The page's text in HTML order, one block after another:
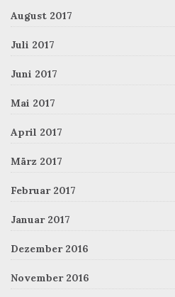
August 2017
Juli 2017
Juni 2017
Mai 2017
April 2017
März 2017
Februar 2017
Januar 2017
Dezember 2016
November 2016